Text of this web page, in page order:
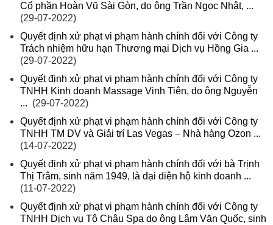
Cổ phần Hoàn Vũ Sài Gòn, do ông Trần Ngọc Nhật, ...
(29-07-2022)
Quyết định xử phạt vi phạm hành chính đối với Công ty
Trách nhiệm hữu hạn Thương mại Dịch vụ Hồng Gia ...
(29-07-2022)
Quyết định xử phạt vi phạm hành chính đối với Công ty
TNHH Kinh doanh Massage Vinh Tiên, do ông Nguyễn
... (29-07-2022)
Quyết định xử phạt vi phạm hành chính đối với Công ty
TNHH TM DV và Giải trí Las Vegas – Nhà hàng Ozon ...
(14-07-2022)
Quyết định xử phạt vi phạm hành chính đối với bà Trịnh
Thị Trâm, sinh năm 1949, là đại diện hộ kinh doanh ...
(11-07-2022)
Quyết định xử phạt vi phạm hành chính đối với Công ty
TNHH Dịch vụ Tô Châu Spa do ông Lâm Văn Quốc, sinh